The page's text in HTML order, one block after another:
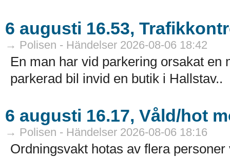
6 augusti 16.53,
→ Polisen - Händelser 2026-08-06 18:42
En man har vid parkering orsakat en
parkerad bil invid en butik i Hallstav..
6 augusti 16.17, Våld/hot
→ Polisen - Händelser 2026-08-06 18:16
Ordningsvakt hotas av flera